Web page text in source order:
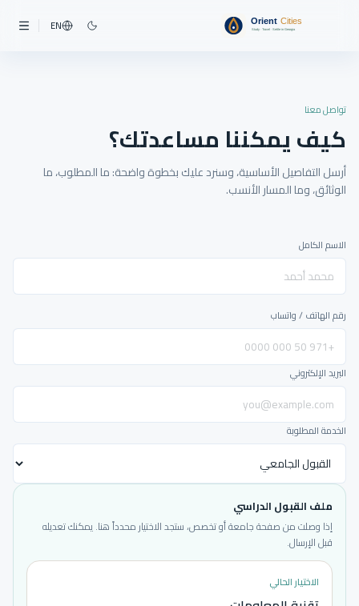
EN
تواصل معنا
كيف يمكننا مساعدتك؟
أرسل التفاصيل الأساسية، وسنرد عليك بخطوة واضحة: ما المطلوب، ما
الوثائق، وما المسار الأنسب.
الاسم الكامل
رقم الهاتف / واتساب
البريد الإلكتروني
الخدمة المطلوبة
ملف القبول الدراسي
إذا وصلت من صفحة جامعة أو تخصص، ستجد الاختيار محدداً هنا. يمكنك تعديله
قبل الإرسال.
الاختيار الحالي